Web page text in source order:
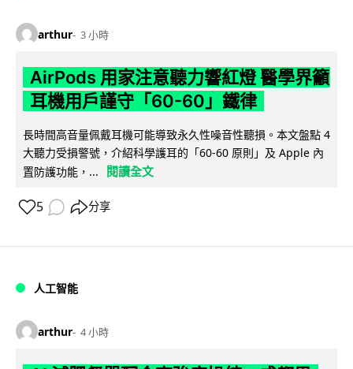
arthur 3 小時
AirPods 用家注意聽力響紅燈 醫學界籲
耳機用戶謹守「60-60」鐵律
長時間高音量佩戴耳機可能導致永久性噪音性聽損。本文盤點 4
大聽力受損警號，介紹科學護耳的「60-60 原則」及 Apple 內
置防護功能，...
閱讀全文
5 分享
人工智能
arthur 4 小時